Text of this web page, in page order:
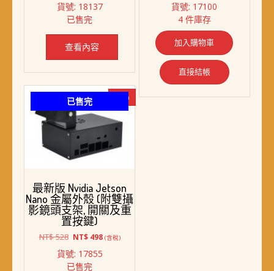
價
格：
NT$ 368。NT$ 298。
貨號: 17100
4 件庫存
加入購物車
直接結帳
價
格：
NT$ 1,500。NT$ 988。
貨號: 18137
已售完
查看內容
已售完 -6%
最新版 Nvidia Jetson
Nano 金屬外殼 (附雙攝
影鏡頭支架, 開關及重
置按鍵)
NT$528 原
價
格：
NT$498目
價
(含稅)
貨號: 17855
已售完